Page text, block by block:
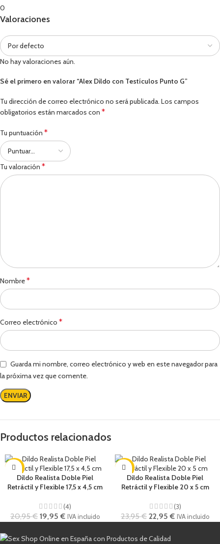
0
Valoraciones
No hay valoraciones aún.
Sé el primero en valorar “Alex Dildo con Testículos Punto G”
Tu dirección de correo electrónico no será publicada. Los campos
obligatorios están marcados con *
Tu puntuación *
Tu valoración *
Nombre*
Correo electrónico *
Guarda mi nombre, correo electrónico y web en este navegador para
la próxima vez que comente.
Productos relacionados
-5%
Dildo Realista Doble Piel
Retráctil y Flexible 17,5 x 4,5 cm
(4)
20,95€ 19,95€ IVA incluido
-4%
Dildo Realista Doble Piel
Retráctil y Flexible 20 x 5 cm
(3)
23,95€ 22,95€ IVA incluido